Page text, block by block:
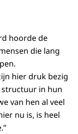
hoorde de
die lang
hier druk bezig
structuur in hun
van hen al veel
nu is, is heel